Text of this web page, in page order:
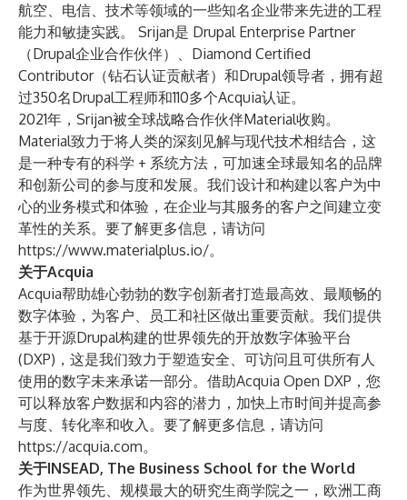
航空、电信、技术等领域的一些知名企业带来先进的工程
能力和敏捷实践。 Srijan是 Drupal Enterprise Partner
（Drupal企业合作伙伴）、Diamond Certified
Contributor（钻石认证贡献者）和Drupal领导者，拥有超
过350名Drupal工程师和110多个Acquia认证。
2021年，Srijan被全球战略合作伙伴Material收购。
Material致力于将人类的深刻见解与现代技术相结合，这
是一种专有的科学 + 系统方法，可加速全球最知名的品牌
和创新公司的参与度和发展。我们设计和构建以客户为中
心的业务模式和体验，在企业与其服务的客户之间建立变
革性的关系。要了解更多信息，请访问
https://www.materialplus.io/。
关于Acquia
Acquia帮助雄心勃勃的数字创新者打造最高效、最顺畅的
数字体验，为客户、员工和社区做出重要贡献。我们提供
基于开源Drupal构建的世界领先的开放数字体验平台
(DXP)，这是我们致力于塑造安全、可访问且可供所有人
使用的数字未来承诺一部分。借助Acquia Open DXP，您
可以释放客户数据和内容的潜力，加快上市时间并提高参
与度、转化率和收入。要了解更多信息，请访问
https://acquia.com。
关于INSEAD, The Business School for the World
作为世界领先、规模最大的研究生商学院之一，欧洲工商